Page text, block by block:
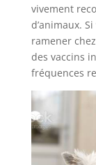
vivement
d’animaux.
ramener
des vaccins
fréquences